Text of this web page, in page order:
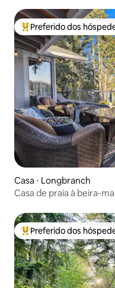
Entre os melhores
Preferido dos
Casa ⋅ Longbranch
Casa de praia à beira-
Entre os melhores
Preferido dos